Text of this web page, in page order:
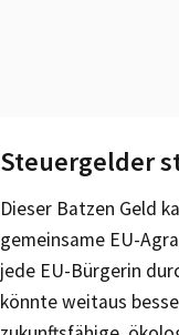
Steuergelder
Dieser Batzen Geld
gemeinsame EU-
jede EU-Bürgerin
könnte weitaus